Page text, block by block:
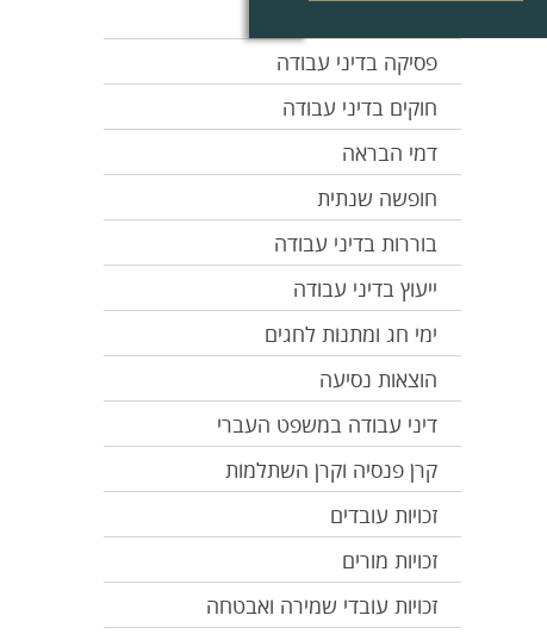
פסיקה בדיני עבודה
חוקים בדיני עבודה
דמי הבראה
חופשה שנתית
בוררות בדיני עבודה
ייעוץ בדיני עבודה
ימי חג ומתנות לחגים
הוצאות נסיעה
דיני עבודה במשפט העברי
קרן פנסיה וקרן השתלמות
זכויות עובדים
זכויות מורים
זכויות עובדי שמירה ואבטחה